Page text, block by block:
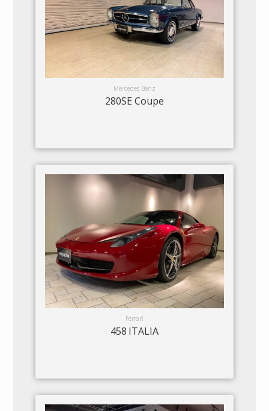
Mercedes Benz
280SE Coupe
Ferrari
458 ITALIA